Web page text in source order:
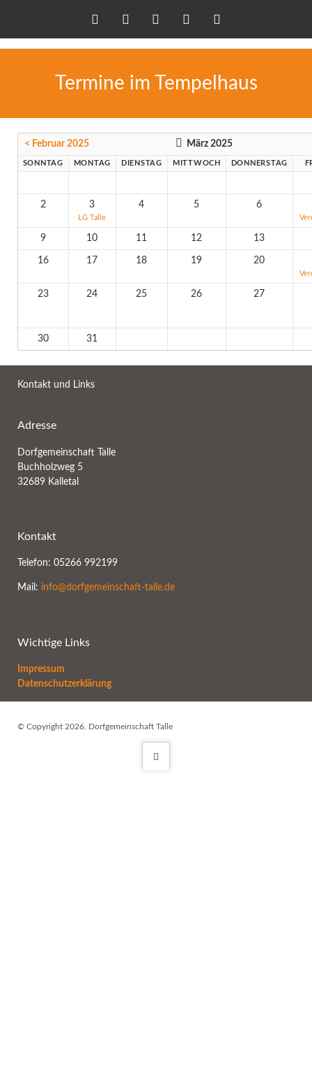
Feed
Termine im Tempelhaus
< Februar 2025 März 2025
SONNTAG MONTAG DIENSTAG MITTWOCH DONNERSTAG
2 3
LG Talle
4 5 6
9 10 11 12 13
16 17 18 19 20
23 24 25 26 27
30 31
Kontakt und Links
Adresse
Dorfgemeinschaft Talle
Buchholzweg 5
32689 Kalletal
Kontakt
Telefon: 05266 992199
Mail: info@dorfgemeinschaft-talle.de
Wichtige Links
Impressum
Datenschutzerklärung
© Copyright 2026. Dorfgemeinschaft Talle